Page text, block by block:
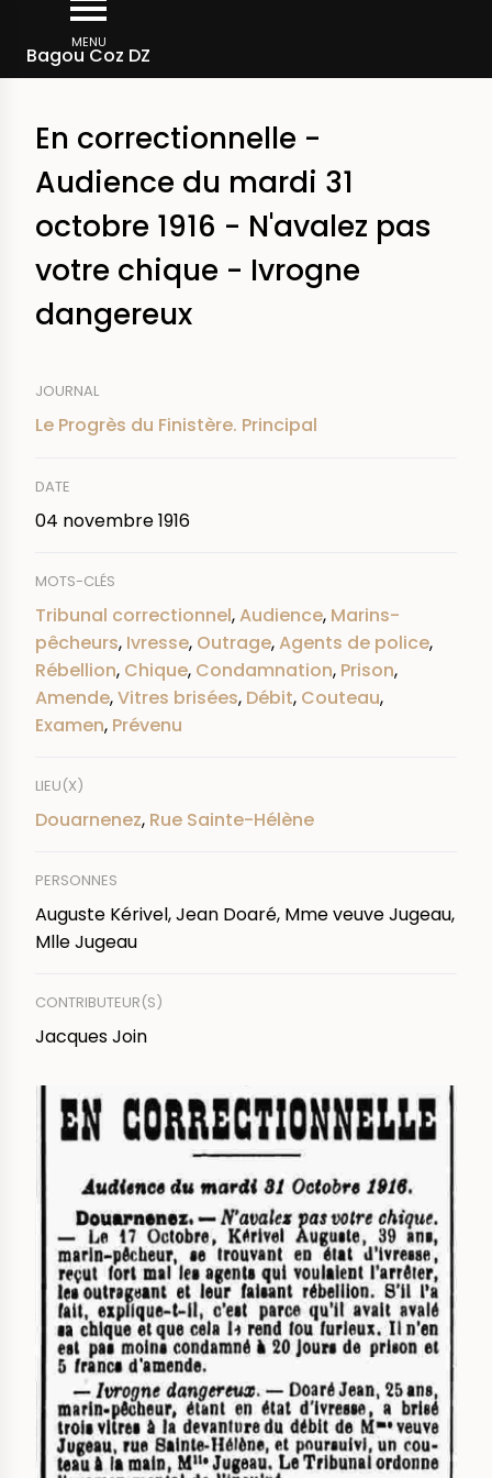
contenu
MENU
Bagou Coz DZ
d'Ariane
Rechercher dans la presse
En correctionnelle -
Audience du mardi 31
octobre 1916 - N'avalez pas
votre chique - Ivrogne
dangereux
JOURNAL
Le Progrès du Finistère. Principal
DATE
04 novembre 1916
MOTS-CLÉS
Tribunal correctionnel,Audience, Marins-
pêcheurs, Ivresse, Outrage,Agents de police,
Rébellion, Chique, Condamnation, Prison,
Amende,Vitres brisées, Débit, Couteau,
Examen, Prévenu
LIEU(X)
Douarnenez, Rue Sainte-Hélène
PERSONNES
Auguste Kérivel, Jean Doaré, Mme veuve Jugeau,
Mlle Jugeau
CONTRIBUTEUR(S)
Jacques Join
IMAGE